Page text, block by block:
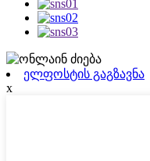
ელფოსტის გაგზავნა
x